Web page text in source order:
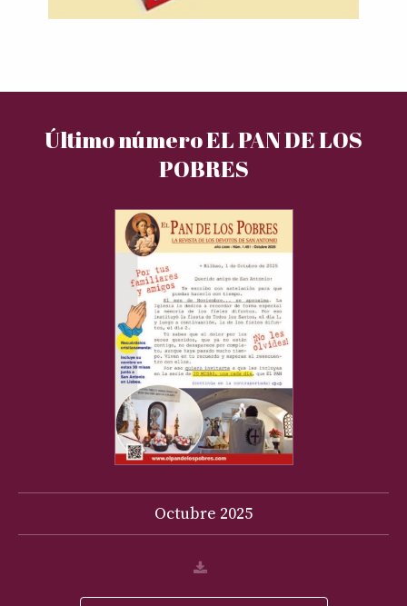
Último número EL PAN DE LOS
POBRES
Octubre 2025